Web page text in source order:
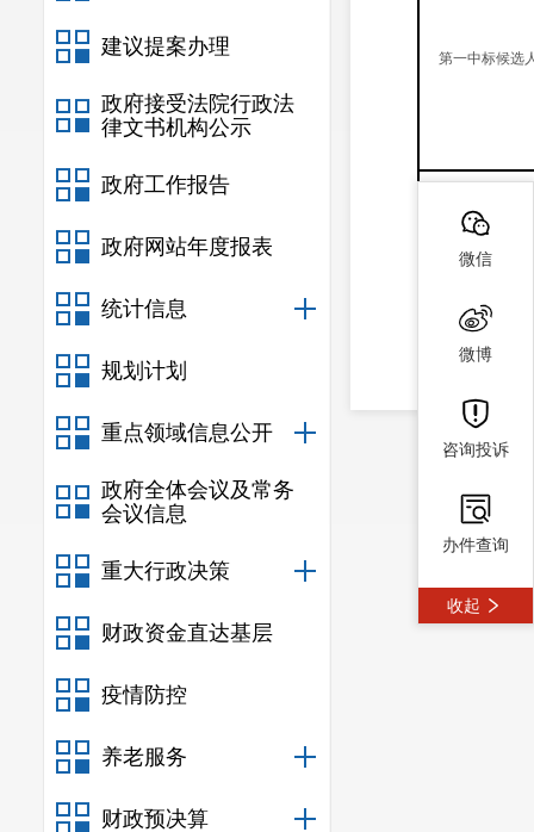
建议提案办理
政府接受法院行政法
律文书机构公示
政府工作报告
政府网站年度报表
统计信息
规划计划
重点领域信息公开
政府全体会议及常务
会议信息
重大行政决策
财政资金直达基层
疫情防控
养老服务
财政预决算
第一中标候选
中标候选
第三中标候选
微信
微博
咨询投诉
办件查询
收起